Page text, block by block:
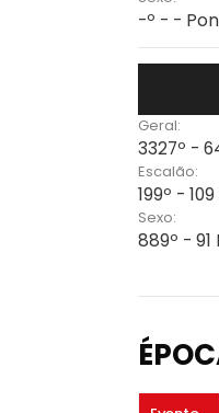
-º - -
Geral:
3327º -
Escalão:
199º -
Sexo:
889º - 91